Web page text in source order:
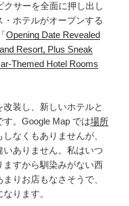
クサーを全面に押し出し
ホテルがオープンする
Opening Date Revealed
Resort, Plus Sneak
Themed Hotel Rooms
改装し、新しいホテルと
。Google Map では場所
なくもありませんが、
ありません。私はいつ
ますから馴染みがない西
りお店もなさそうで、
ります。